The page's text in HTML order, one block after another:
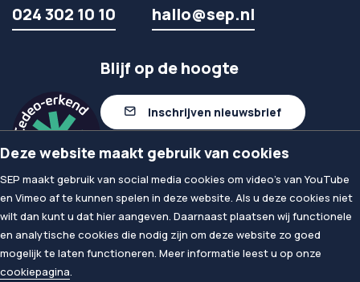
024 302 10 10 hallo@sep.nl
Blijf op de hoogte
Inschrijven nieuwsbrief
Volg ons op linkedIn
© 2026SEP
Algemene voorwaarden
Deze website maakt gebruik van cookies
SEP maakt gebruik van social media cookies om video's van YouTube
en Vimeo af te kunnen spelen in deze website. Als u deze cookies niet
wilt dan kunt u dat hier aangeven. Daarnaast plaatsen wij functionele
en analytische cookies die nodig zijn om deze website zo goed
mogelijk te laten functioneren. Meer informatie leest u op onze
cookiepagina.